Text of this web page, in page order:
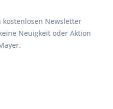
kostenlosen Newsletter
Neuigkeit oder Aktion